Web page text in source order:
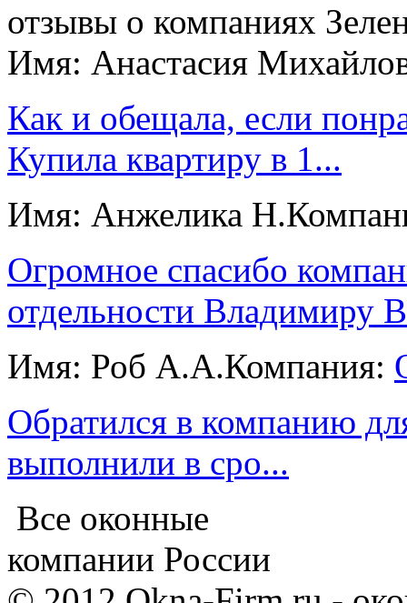
отзывы о компаниях
Имя: Анастасия
Как и обещала, если
Купила квартиру в 1...
Имя: Анжелика Н.
Огромное спасибо
отдельности Владимиру
Имя: Роб А.А.Компания:
Обратился в компанию
выполнили в сро...
Все оконные
компании России